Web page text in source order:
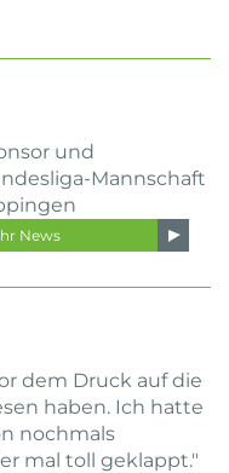
und
Mannschaft
News
dem Druck auf die
haben. Ich hatte
nochmals
mal toll geklappt."